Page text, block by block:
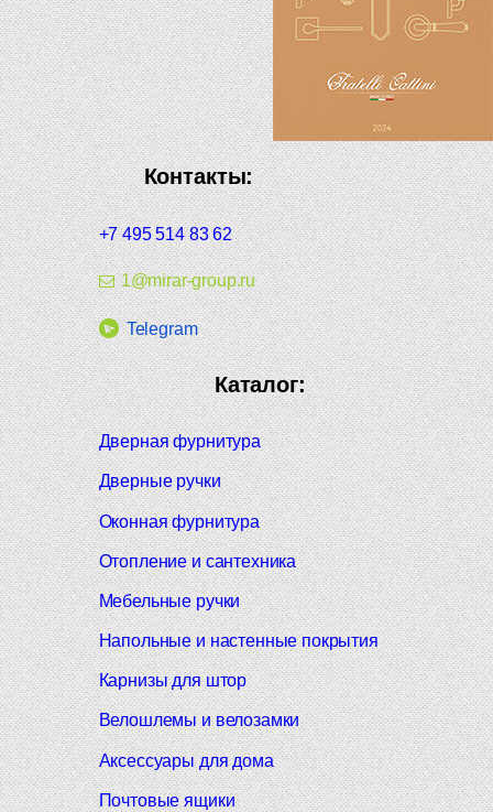
Контакты:
+7 495 514 83 62
1@mirar-group.ru
Telegram
Каталог:
Дверная фурнитура
Дверные ручки
Оконная фурнитура
Отопление и сантехника
Мебельные ручки
Напольные и настенные покрытия
Карнизы для штор
Велошлемы и велозамки
Аксессуары для дома
Почтовые ящики